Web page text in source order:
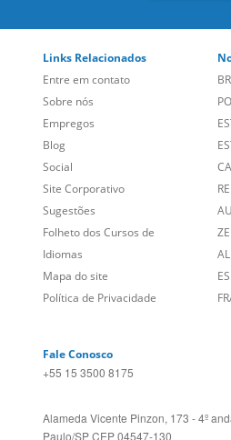
Links Relacionados
Entre em contato
Sobre nós
Empregos
Blog
Social
Site Corporativo
Sugestões
Folheto dos Cursos de
Idiomas
Mapa do site
Política de Privacidade
Fale Conosco
+55 15 3500 8175
Alameda Vicente Pinzon, 173 - 4º
Paulo/SP CEP 04547-130